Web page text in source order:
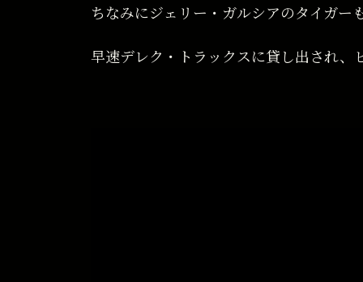
ちなみにジェリー・ガルシアのタイガ
早速デレク・トラックスに貸し出され、